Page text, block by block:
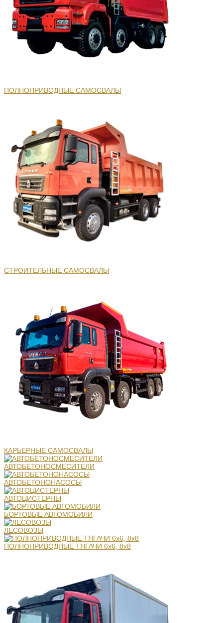
ПОЛНОПРИВОДНЫЕ САМОСВАЛЫ
СТРОИТЕЛЬНЫЕ САМОСВАЛЫ
КАРЬЕРНЫЕ САМОСВАЛЫ
АВТОБЕТОНОСМЕСИТЕЛИ
АВТОБЕТОНОНАСОСЫ
АВТОЦИСТЕРНЫ
БОРТОВЫЕ АВТОМОБИЛИ
ЛЕСОВОЗЫ
ПОЛНОПРИВОДНЫЕ ТЯГАЧИ 6х6, 8х8